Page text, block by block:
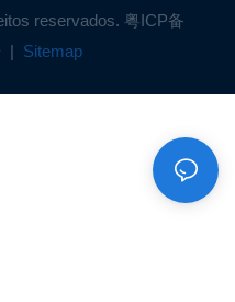
reservados. 粤ICP备
| Sitemap